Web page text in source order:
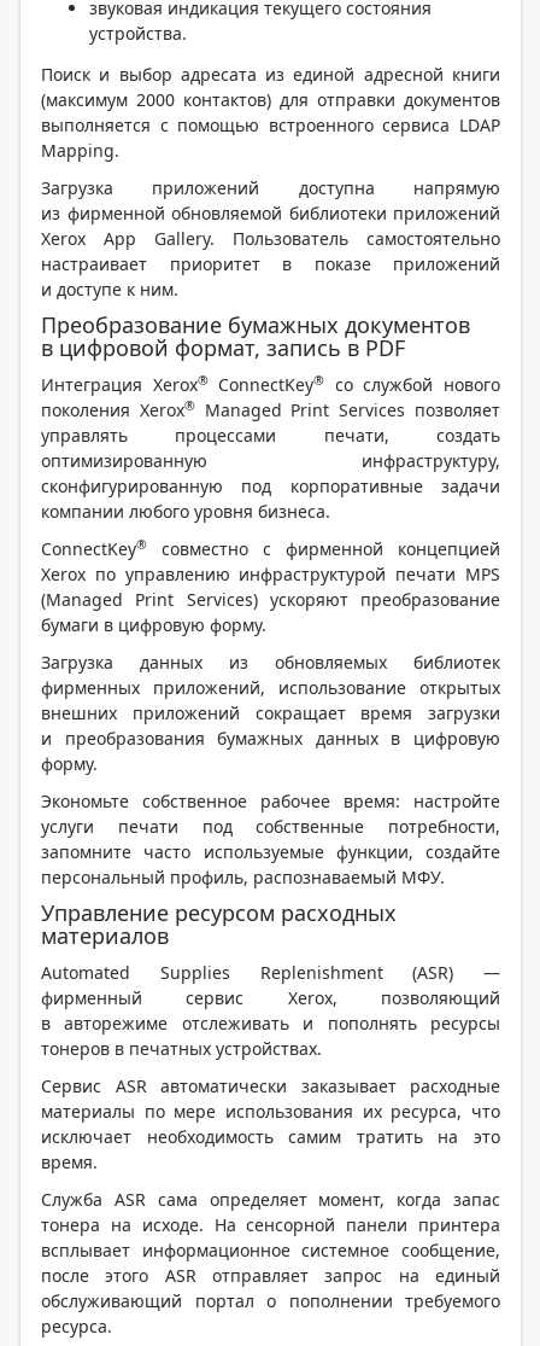
звуковая индикация текущего состояния
устройства.
Поиск и выбор адресата из единой адресной книги
(максимум 2000 контактов) для отправки документов
выполняется с помощью встроенного сервиса LDAP
Mapping.
Загрузка приложений доступна напрямую
из фирменной обновляемой библиотеки приложений
Xerox App Gallery. Пользователь самостоятельно
настраивает приоритет в показе приложений
и доступе к ним.
Преобразование бумажных документов
в цифровой формат, запись в PDF
Интеграция Xerox®ConnectKey®
со службой нового
поколения Xerox®Managed Print Services позволяет
управлять процессами печати, создать
оптимизированную инфраструктуру,
сконфигурированную под корпоративные задачи
компании любого уровня бизнеса.
ConnectKey®
совместно с фирменной концепцией
Xerox по управлению инфраструктурой печати MPS
(Managed Print Services) ускоряют преобразование
бумаги в цифровую форму.
Загрузка данных из обновляемых библиотек
фирменных приложений, использование открытых
внешних приложений сокращает время загрузки
и преобразования бумажных данных в цифровую
форму.
Экономьте собственное рабочее время: настройте
услуги печати под собственные потребности,
запомните часто используемые функции, создайте
персональный профиль, распознаваемый МФУ.
Управление ресурсом расходных
материалов
Automated Supplies Replenishment (ASR) —
фирменный сервис Xerox, позволяющий
в авторежиме отслеживать и пополнять ресурсы
тонеров в печатных устройствах.
Сервис ASR автоматически заказывает расходные
материалы по мере использования их ресурса, что
исключает необходимость самим тратить на это
время.
Служба ASR сама определяет момент, когда запас
тонера на исходе. На сенсорной панели принтера
всплывает информационное системное сообщение,
после этого ASR отправляет запрос на единый
обслуживающий портал о пополнении требуемого
ресурса.